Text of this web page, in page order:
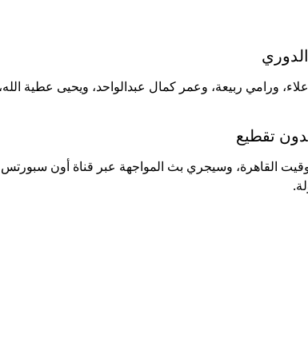
ورامي ربيعة، وعمر كمال عبدالواحد، ويحيى عطية
تقطيع